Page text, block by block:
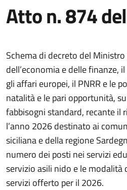
Atto n. 874
Schema di decreto del
dell’economia e delle finanze,
gli affari europei, il PNRR e le
natalità e le pari opportunità,
fabbisogni standard, recante
l’anno 2026 destinato ai
siciliana e della regione
numero dei posti nei servizi
servizio asili nido e le
servizi offerto per il 2026.